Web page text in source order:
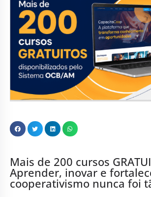
Mais de 200 cursos
Aprender, inovar e
cooperativismo nunca foi